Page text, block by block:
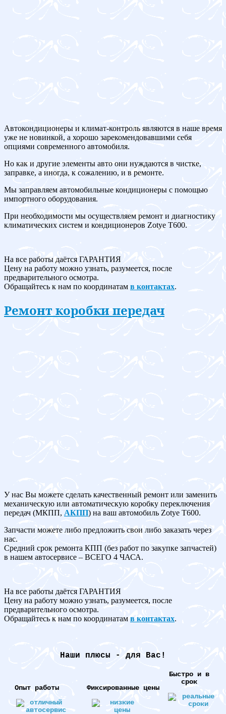
Автокондиционеры и климат-контроль являются в наше время
уже не новинкой, а хорошо зарекомендовавшими себя
опциями современного автомобиля.
Но как и другие элементы авто они нуждаются в чистке,
заправке, а иногда, к сожалению, и в ремонте.
Мы заправляем автомобильные кондиционеры с помощью
импортного оборудования.
При необходимости мы осуществляем ремонт и диагностику
климатических систем и кондиционеров Zotye T600.
На все работы даётся ГАРАНТИЯ
Цену на работу можно узнать, разумеется, после
предварительного осмотра.
Обращайтесь к нам по координатам в контактах.
Ремонт коробки передач
У нас Вы можете сделать качественный ремонт или заменить
механическую или автоматическую коробку переключения
передач (МКПП, АКПП) на ваш автомобиль Zotye T600.
Запчасти можете либо предложить свои либо заказать через
нас.
Средний срок ремонта КПП (без работ по закупке запчастей)
в нашем автосервисе – ВСЕГО 4 ЧАСА.
На все работы даётся ГАРАНТИЯ
Цену на работу можно узнать, разумеется, после
предварительного осмотра.
Обращайтесь к нам по координатам в контактах.
Наши плюсы - для Вас!
Опыт работы Фиксированные цены
Быстро и в
срок